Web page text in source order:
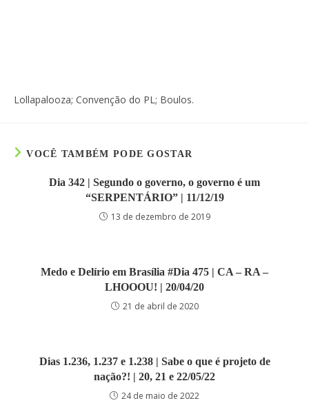
Lollapalooza; Convenção do PL; Boulos.
VOCÊ TAMBÉM PODE GOSTAR
Dia 342 | Segundo o governo, o governo é um
“SERPENTÁRIO” | 11/12/19
13 de dezembro de 2019
Medo e Delírio em Brasília #Dia 475 | CA – RA –
LHOOOU! | 20/04/20
21 de abril de 2020
Dias 1.236, 1.237 e 1.238 | Sabe o que é projeto de
nação?! | 20, 21 e 22/05/22
24 de maio de 2022